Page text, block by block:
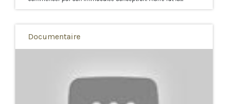
Documentaire